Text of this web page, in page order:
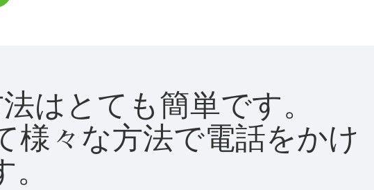
はとても簡単です。
様々な方法で電話をかけ